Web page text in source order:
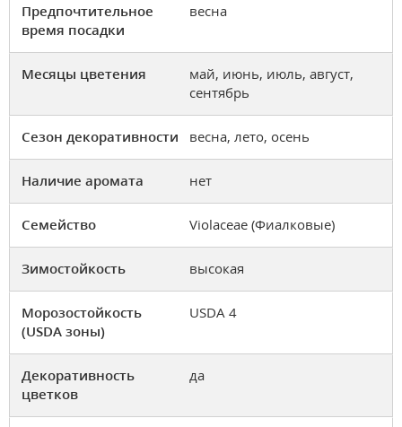
Предпочтительное
время посадки
весна
Месяцы цветения
май, июнь, июль, август,
сентябрь
Сезон декоративности весна, лето, осень
Наличие аромата нет
Семейство Violaceae (Фиалковые)
Зимостойкость высокая
Морозостойкость
(USDA зоны)
USDA 4
Декоративность
цветков
да